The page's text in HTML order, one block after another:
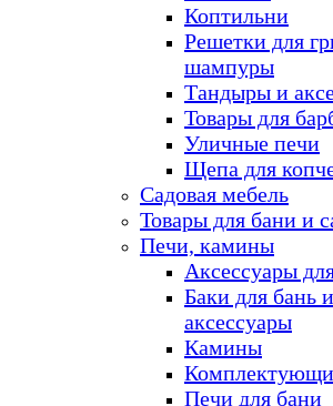
Коптильни
Решетки для
шампуры
Тандыры и
Товары для
Уличные печи
Щепа для
Садовая мебель
Товары для бани и
Печи, камины
Аксессуары
Баки для бань и
аксессуары
Камины
Печи для бани